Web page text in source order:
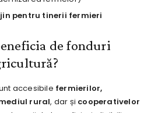
pentru tinerii fermieri
de fonduri
accesibile fermierilor,
rural, dar și cooperativelor